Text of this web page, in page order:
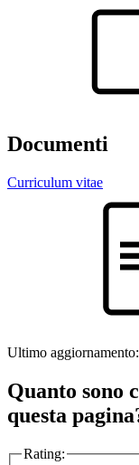
Documenti
Curriculum vitae
Ultimo aggiornamento:
Quanto sono
questa
Rating: